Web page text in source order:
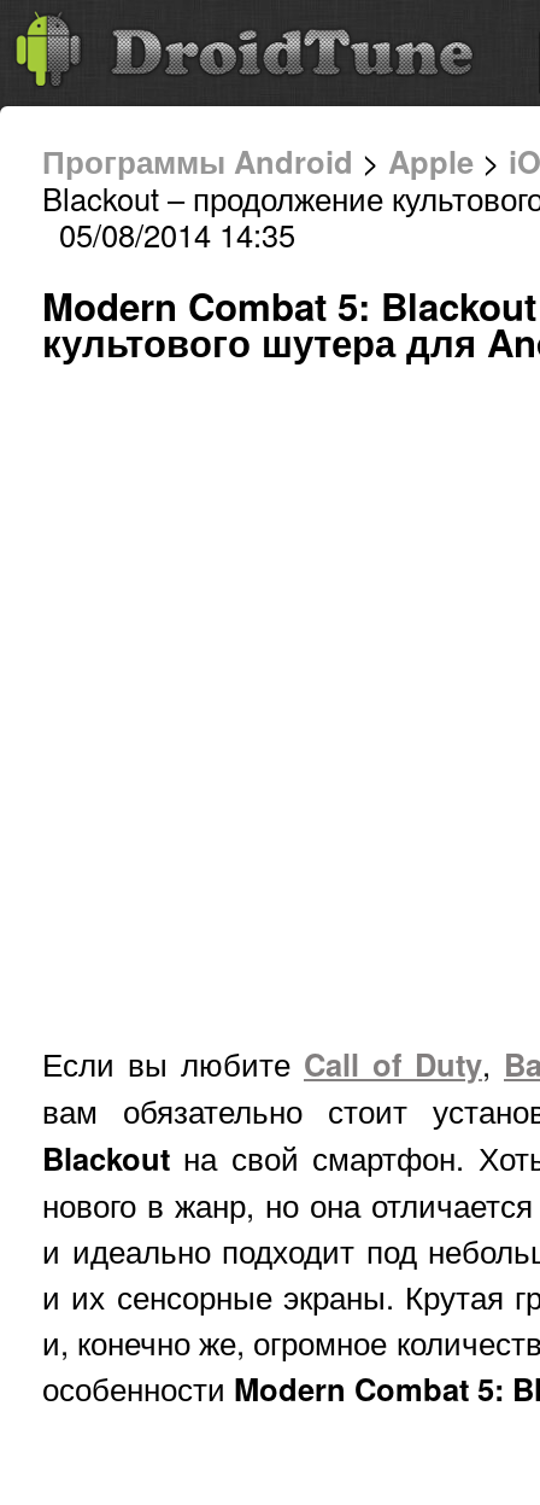
Программы Android > Apple >
Blackout – продолжение
05/08/2014 14:35
Modern Combat 5:
культового шутера для
Если вы любите Call of Duty,
вам обязательно стоит
Blackout на свой смартфон.
нового в жанр, но она
и идеально подходит под
и их сенсорные экраны. Крутая
и, конечно же, огромное
особенности Modern Combat5: